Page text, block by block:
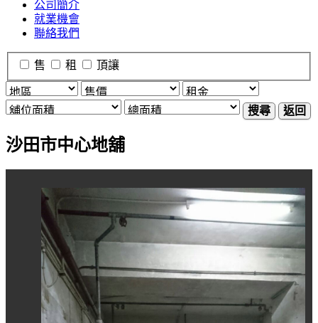
公司簡介
就業機會
聯絡我們
售 租 頂讓
搜尋 返回
沙田市中心地舖